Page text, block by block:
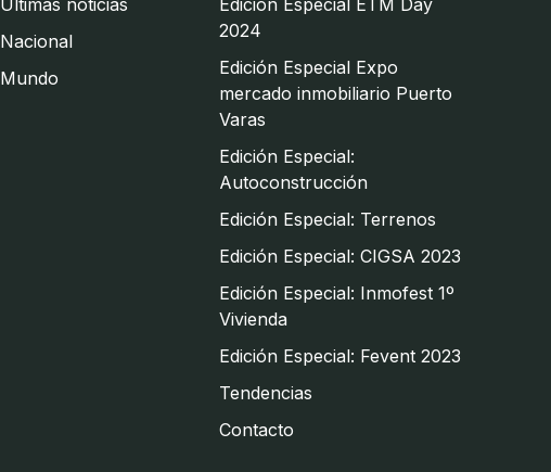
Nacional
Mundo
2024
Edición Especial Expo
mercado inmobiliario Puerto
Varas
Edición Especial:
Autoconstrucción
Edición Especial: Terrenos
Edición Especial: CIGSA 2023
Edición Especial: Inmofest 1º
Vivienda
Edición Especial: Fevent 2023
Tendencias
Contacto